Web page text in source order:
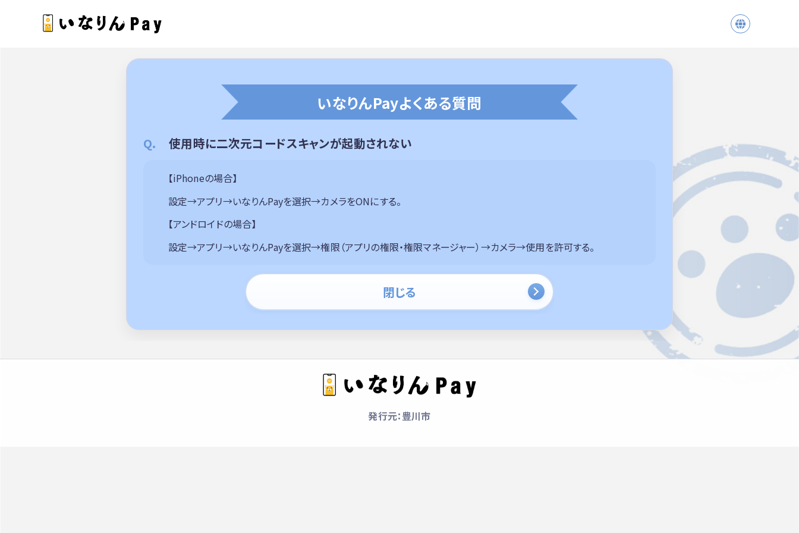
いなりんPayよくある質問
使用時に二次元コードスキャンが起動されない
【iPhoneの場合】
設定→アプリ→いなりんPayを選択→カメラをONにする。
【アンドロイドの場合】
設定→アプリ→いなりんPayを選択→権限（アプリの権限・権限マネージャー）→カメラ→使用を許可する。
閉じる
発行元：豊川市